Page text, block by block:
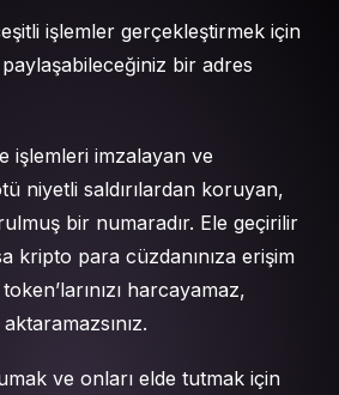
işlemler gerçekleştirmek için
bir adres
işlemleri imzalayan ve
niyetli saldırılardan koruyan,
bir numaradır. Ele geçirilir
kripto para cüzdanınıza erişim
harcayamaz,
ve onları elde tutmak için